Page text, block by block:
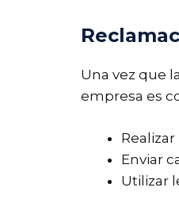
Una vez que
empresa es
Enviar
Utilizar